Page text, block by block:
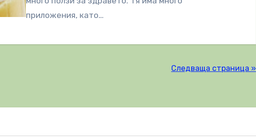
приложения, като…
Следваща страница »